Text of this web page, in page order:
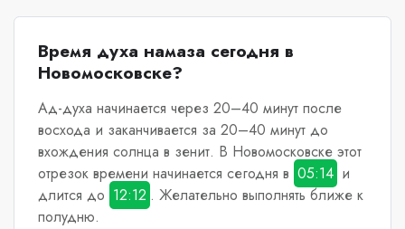
Время духа намаза сегодня в
Новомосковске?
Ад-духа начинается через 20–40 минут после
восхода и заканчивается за 20–40 минут до
вхождения солнца в зенит. В Новомосковскеэтот
отрезок времени начинается сегодня в 05:14 и
длится до 12:12 . Желательно выполнять ближе к
полудню.